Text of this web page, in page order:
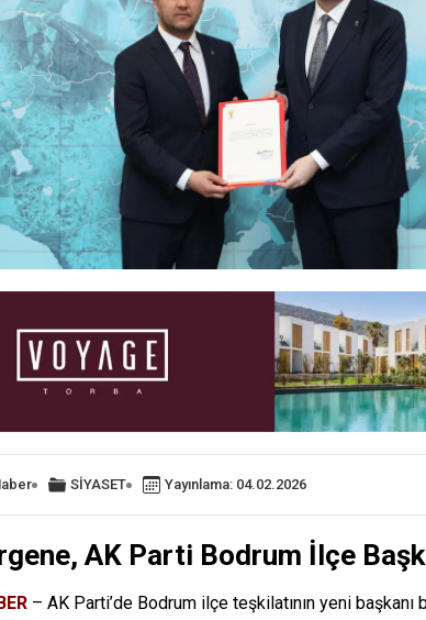
SİYASET Yayınlama: 04.02.2026
AK Parti Bodrum İlçe
– AK Parti’de Bodrum ilçe teşkilatının yeni başkanı